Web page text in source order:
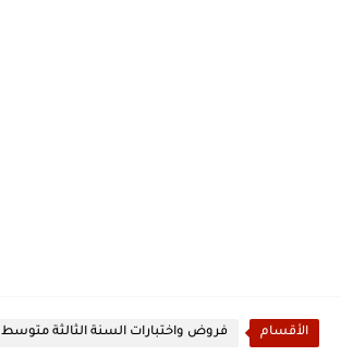
الأقسام فروض واختبارات السنة الثالثة متوسط